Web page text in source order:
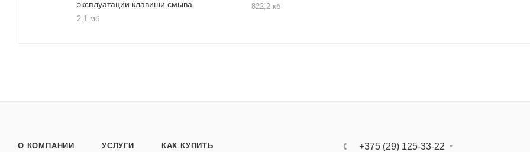
эксплуатации клавиши смыва
2,1 мб
822,2 кб
О КОМПАНИИ УСЛУГИ КАК КУПИТЬ +375 (29) 125-33-22